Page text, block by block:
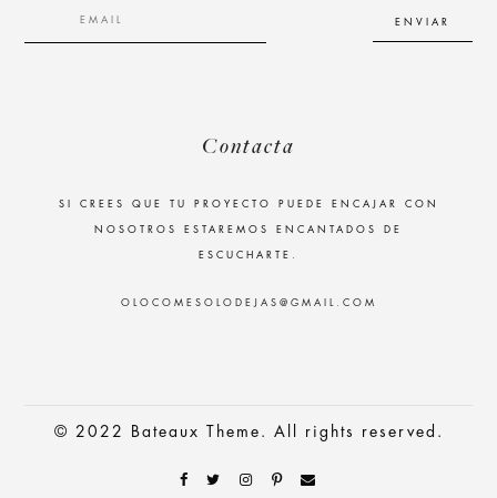
Contacta
SI CREES QUE TU PROYECTO PUEDE ENCAJAR CON
NOSOTROS ESTAREMOS ENCANTADOS DE
ESCUCHARTE.
OLOCOMESOLODEJAS@GMAIL.COM
© 2022 Bateaux Theme. All rights reserved.